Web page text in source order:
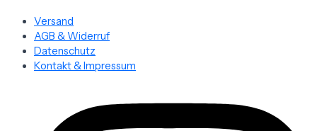
Versand
AGB & Widerruf
Datenschutz
Kontakt & Impressum